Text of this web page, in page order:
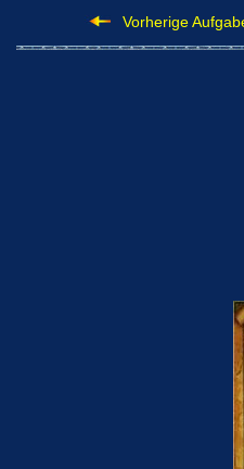
Vorherige